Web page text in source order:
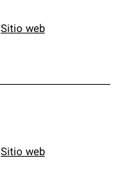
Sitio web
Sitio web